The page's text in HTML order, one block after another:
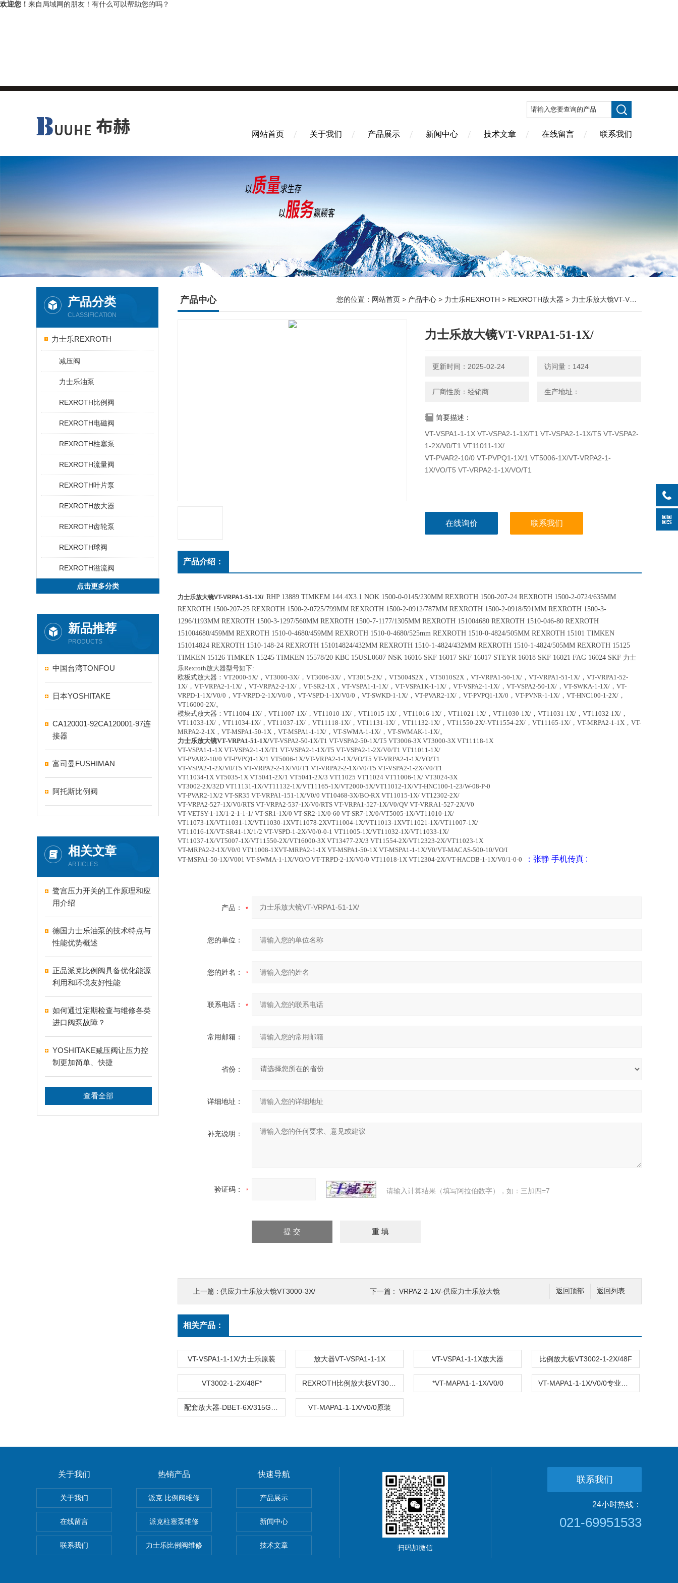
欢迎您！ 来自局域网的朋友！有什么可以帮助您的吗？
网站首页 关于我们 产品展示 新闻中心 技术文章 在线留言 联系我们
产品分类
CLASSIFICATION
力士乐REXROTH
减压阀
力士乐油泵
REXROTH比例阀
REXROTH电磁阀
REXROTH柱塞泵
REXROTH流量阀
REXROTH叶片泵
REXROTH放大器
REXROTH齿轮泵
REXROTH球阀
REXROTH溢流阀
点击更多分类
新品推荐
PRODUCTS
中国台湾TONFOU
日本YOSHITAKE
CA120001-92CA120001-97连
接器
富司曼FUSHIMAN
阿托斯比例阀
相关文章
ARTICLES
鹭宫压力开关的工作原理和应
用介绍
德国力士乐油泵的技术特点与
性能优势概述
正品派克比例阀具备优化能源
利用和环境友好性能
如何通过定期检查与维修各类
进口阀泵故障？
YOSHITAKE减压阀让压力控
制更加简单、快捷
查看全部
产品中心 您的位置： 网站首页 > 产品中心 > 力士乐REXROTH > REXROTH放大器 > 力士乐放大镜VT-VRPA1-51-1X/
力士乐放大镜VT-VRPA1-51-1X/
更新时间：2025-02-24 访问量：1424
厂商性质：经销商 生产地址：
简要描述：
VT-VSPA1-1-1X VT-VSPA2-1-1X/T1 VT-VSPA2-1-1X/T5 VT-VSPA2-
1-2X/V0/T1 VT11011-1X/
VT-PVAR2-10/0 VT-PVPQ1-1X/1 VT5006-1X/VT-VRPA2-1-
1X/VO/T5 VT-VRPA2-1-1X/VO/T1
在线询价 联系我们
产品介绍：
力士乐放大镜VT-VRPA1-51-1X/ RHP 13889 TIMKEM 144.4X3.1 NOK 1500-0-0145/230MM REXROTH 1500-207-24 REXROTH 1500-2-0724/635MM
REXROTH 1500-207-25 REXROTH 1500-2-0725/799MM REXROTH 1500-2-0912/787MM REXROTH 1500-2-0918/591MM REXROTH 1500-3-
1296/1193MM REXROTH 1500-3-1297/560MM REXROTH 1500-7-1177/1305MM REXROTH 151004680 REXROTH 1510-046-80 REXROTH
151004680/459MM REXROTH 1510-0-4680/459MM REXROTH 1510-0-4680/525mm REXROTH 1510-0-4824/505MM REXROTH 15101 TIMKEN
151014824 REXROTH 1510-148-24 REXROTH 151014824/432MM REXROTH 1510-1-4824/432MM REXROTH 1510-1-4824/505MM REXROTH 15125
TIMKEN 15126 TIMKEN 15245 TIMKEN 15578/20 KBC 15USL0607 NSK 16016 SKF 16017 SKF 16017 STEYR 16018 SKF 16021 FAG 16024 SKF 力士
乐Rexroth放大器型号如下:
欧板式放大器：VT2000-5X/，VT3000-3X/，VT3006-3X/，VT3015-2X/，VT5004S2X，VT5010S2X，VT-VRPA1-50-1X/，VT-VRPA1-51-1X/，VT-VRPA1-52-
1X/，VT-VRPA2-1-1X/，VT-VRPA2-2-1X/，VT-SR2-1X，VT-VSPA1-1-1X/，VT-VSPA1K-1-1X/，VT-VSPA2-1-1X/，VT-VSPA2-50-1X/，VT-SWKA-1-1X/，VT-
VRPD-1-1X/V0/0，VT-VRPD-2-1X/V0/0，VT-VSPD-1-1X/V0/0，VT-SWKD-1-1X/，VT-PVAR2-1X/，VT-PVPQ1-1X/0，VT-PVNR-1-1X/，VT-HNC100-1-2X/，
VT16000-2X/。
模块式放大器：VT11004-1X/，VT11007-1X/，VT11010-1X/，VT11015-1X/，VT11016-1X/，VT11021-1X/，VT11030-1X/，VT11031-1X/，VT11032-1X/，
VT11033-1X/，VT11034-1X/，VT11037-1X/，VT11118-1X/，VT11131-1X/，VT11132-1X/，VT11550-2X/-VT11554-2X/，VT11165-1X/，VT-MRPA2-1-1X，VT-
MRPA2-2-1X，VT-MSPA1-50-1X，VT-MSPA1-1-1X/，VT-SWMA-1-1X/，VT-SWMAK-1-1X/。
力士乐放大镜VT-VRPA1-51-1X/VT-VSPA2-50-1X/T1 VT-VSPA2-50-1X/T5 VT3006-3X VT3000-3X VT11118-1X
VT-VSPA1-1-1X VT-VSPA2-1-1X/T1 VT-VSPA2-1-1X/T5 VT-VSPA2-1-2X/V0/T1 VT11011-1X/
VT-PVAR2-10/0 VT-PVPQ1-1X/1 VT5006-1X/VT-VRPA2-1-1X/VO/T5 VT-VRPA2-1-1X/VO/T1
VT-VSPA2-1-2X/V0/T5 VT-VRPA2-2-1X/V0/T1 VT-VRPA2-2-1X/V0/T5 VT-VSPA2-1-2X/V0/T1
VT11034-1X VT5035-1X VT5041-2X/1 VT5041-2X/3 VT11025 VT11024 VT11006-1X/ VT3024-3X
VT3002-2X/32D VT11131-1X/VT11132-1X/VT11165-1X/VT2000-5X/VT11012-1X/VT-HNC100-1-23/W-08-P-0
VT-PVAR2-1X/2 VT-SR35 VT-VRPA1-151-1X/V0/0 VT10468-3X/BO-RX VT11015-1X/ VT12302-2X/
VT-VRPA2-527-1X/V0/RTS VT-VRPA2-537-1X/V0/RTS VT-VRPA1-527-1X/V0/QV VT-VRRA1-527-2X/V0
VT-VETSY-1-1X/1-2-1-1-1/ VT-SR1-1X/0 VT-SR2-1X/0-60 VT-SR7-1X/0/VT5005-1X/VT11010-1X/
VT11073-1X/VT11031-1X/VT11030-1XVT11078-2XVT11004-1X/VT11013-1XVT11021-1X/VT11007-1X/
VT11016-1X/VT-SR41-1X/1/2 VT-VSPD-1-2X/V0/0-0-1 VT11005-1X/VT11032-1X/VT11033-1X/
VT11037-1X/VT5007-1X/VT11550-2X/VT16000-3X VT13477-2X/3 VT11554-2X/VT12323-2X/VT11023-1X
VT-MRPA2-2-1X/V0/0 VT11008-1XVT-MRPA2-1-1X VT-MSPA1-50-1X VT-MSPA1-1-1X/V0/VT-MACAS-500-10/VO/I
VT-MSPA1-50-1X/V001 VT-SWMA-1-1X/VO/O VT-TRPD-2-1X/V0/0 VT11018-1X VT12304-2X/VT-HACDB-1-1X/V0/1-0-0
：张静 手机传真 :
产品：
您的单位：
您的姓名：
联系电话：
常用邮箱：
省份：
详细地址：
补充说明：
验证码： 请输入计算结果（填写阿拉伯数字），如：三加四=7
返回列表
返回顶部
上一篇 : 供应力士乐放大镜VT3000-3X/ 下一篇 : VRPA2-2-1X/-供应力士乐放大镜
相关产品：
VT-VSPA1-1-1X/力士乐原装 放大器VT-VSPA1-1-1X VT-VSPA1-1-1X放大器 比例放大板VT3002-1-2X/48F
VT3002-1-2X/48F* *VT-MAPA1-1-1X/V0/0
VT-MAPA1-1-1X/V0/0原装
关于我们
关于我们
在线留言
联系我们
热销产品
派克 比例阀维修
派克柱塞泵维修
力士乐比例阀维修
快速导航
产品展示
新闻中心
技术文章 扫码加微信
联系我们
24小时热线：
021-69951533